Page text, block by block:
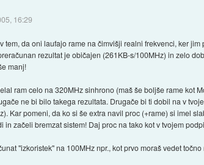
16:29
tem, da oni laufajo rame na čimvišji realni frekvenci, ker
rezultat je običajen (261KB-s/100MHz) in zelo
manj!
ram celo na 320MHz sinhrono (maš še boljše rame kot
ne bi bilo takega rezultata. Drugače bi ti dobil na v
Kar pomeni, da ko si še extra navil proc (+rame) si imel
in začeli bremzat sistem! Daj proc na tako kot v tvojem
"izkoristek" na 100MHz npr., kot prvo moraš vedet